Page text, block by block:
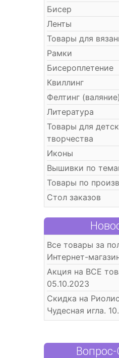
Бисер
Ленты
Товары для
Рамки
Бисероплетение
Квиллинг
Фелтинг (валяние)
Литература
Товары для
творчества
Иконы
Вышивки по
Товары по
Стол заказов
Все товары за
Интернет-
Акция на ВСЕ
05.10.2023
Скидка на
Чудесная игла.